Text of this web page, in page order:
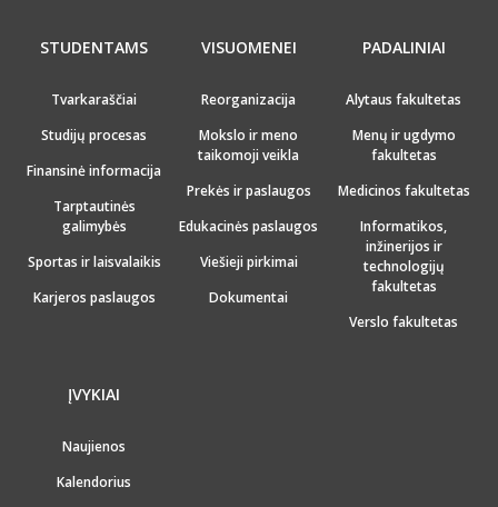
STUDENTAMS
Tvarkaraščiai
Studijų procesas
Finansinė informacija
Tarptautinės
galimybės
Sportas ir laisvalaikis
Karjeros paslaugos
VISUOMENEI
Reorganizacija
Mokslo ir meno
taikomoji veikla
Prekės ir paslaugos
Edukacinės paslaugos
Viešieji pirkimai
Dokumentai
PADALINIAI
Alytaus fakultetas
Menų ir ugdymo
fakultetas
Medicinos fakultetas
Informatikos,
inžinerijos ir
technologijų
fakultetas
Verslo fakultetas
ĮVYKIAI
Naujienos
Kalendorius